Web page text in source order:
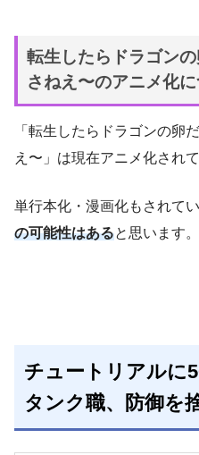
転生したらドラゴン
さねえ〜のアニメ化
「転生したらドラゴンの卵
え〜」は現在アニメ化され
単行本化・漫画化もされて
の可能性はあると思います。
チュートリアルに
タンク職、防御を